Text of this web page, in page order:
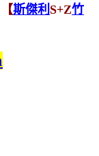
斯傑利 S+Z竹